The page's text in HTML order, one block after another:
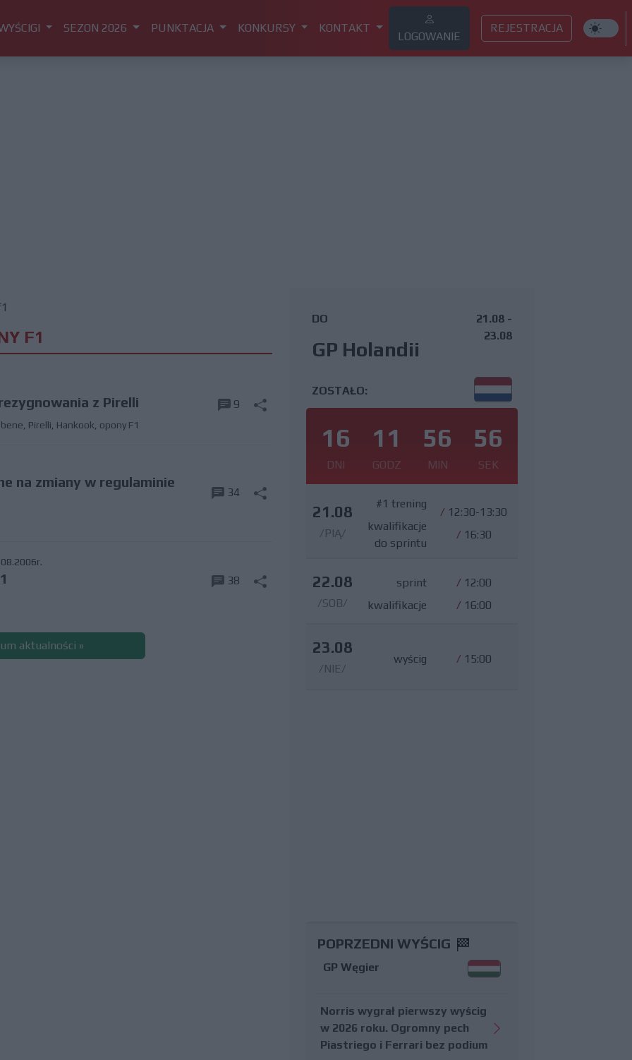
SEZON 2026 PUNKTACJA KONKURSY KONTAKT
LOGOWANIE
REJESTRACJA
F1
z Pirelli
Pirelli Hankook opony F1
9
na zmiany w regulaminie
34
38
aktualności »
DO
GP Holandii
21.08 -
23.08
ZOSTAŁO:
16
DNI
11
GODZ
56
MIN
55
SEK
21.08
/PIĄ/
#1 trening
kwalifikacje
do sprintu
/ 12:30-13:30
/ 16:30
22.08
/SOB/
sprint
kwalifikacje
/ 12:00
/ 16:00
23.08
/NIE/
wyścig / 15:00
POPRZEDNI WYŚCIG
GP Węgier
Norris wygrał pierwszy wyścig
w 2026 roku. Ogromny pech
Piastriego i Ferrari bez podium